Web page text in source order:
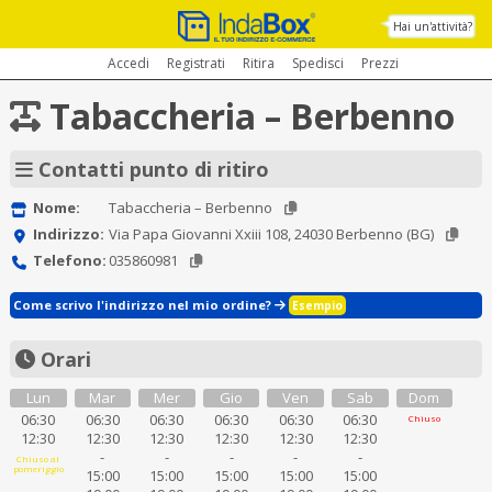
Hai un'attività?
Accedi Registrati Ritira Spedisci Prezzi
Tabaccheria – Berbenno
Contatti punto di ritiro
Nome:
Tabaccheria – Berbenno
Indirizzo: Via Papa Giovanni Xxiii 108, 24030 Berbenno (BG)
Telefono: 035860981
Come scrivo l'indirizzo nel mio ordine? Esempio
Orari
Lun
06:30
12:30
Chiuso al
pomeriggio
Mar
06:30
12:30
-
15:00
Mer
06:30
12:30
-
15:00
Gio
06:30
12:30
-
15:00
Ven
06:30
12:30
-
15:00
Sab
06:30
12:30
-
15:00
Dom
Chiuso